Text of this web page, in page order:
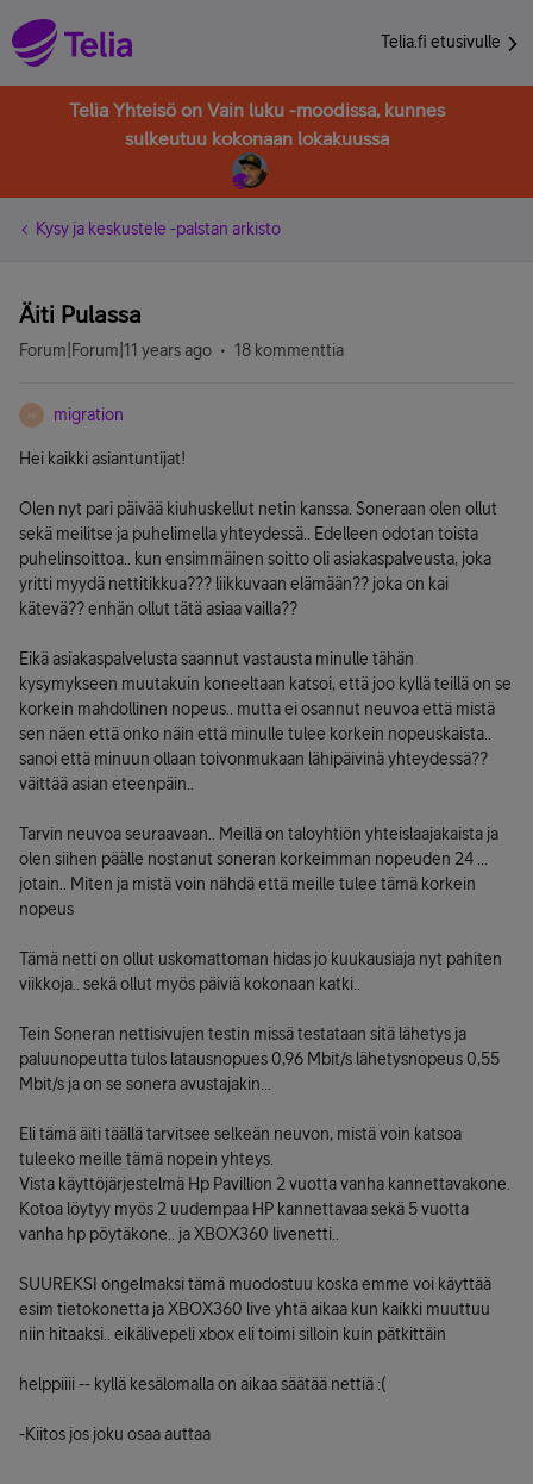
Telia.fi etusivulle
Telia Yhteisö on Vain luku -moodissa, kunnes
sulkeutuu kokonaan lokakuussa
Kysy ja keskustele -palstan arkisto
Äiti Pulassa
Forum|Forum|11 years ago 18 kommenttia
M migration
Hei kaikki asiantuntijat!
Olen nyt pari päivää kiuhuskellut netin kanssa. Soneraan olen ollut
sekä meilitse ja puhelimella yhteydessä.. Edelleen odotan toista
puhelinsoittoa.. kun ensimmäinen soitto oli asiakaspalveusta, joka
yritti myydä nettitikkua??? liikkuvaan elämään?? joka on kai
kätevä?? enhän ollut tätä asiaa vailla??
Eikä asiakaspalvelusta saannut vastausta minulle tähän
kysymykseen muutakuin koneeltaan katsoi, että joo kyllä teillä on se
korkein mahdollinen nopeus.. mutta ei osannut neuvoa että mistä
sen näen että onko näin että minulle tulee korkein nopeuskaista..
sanoi että minuun ollaan toivonmukaan lähipäivinä yhteydessä??
väittää asian eteenpäin..
Tarvin neuvoa seuraavaan.. Meillä on taloyhtiön yhteislaajakaista ja
olen siihen päälle nostanut soneran korkeimman nopeuden 24 ...
jotain.. Miten ja mistä voin nähdä että meille tulee tämä korkein
nopeus
Tämä netti on ollut uskomattoman hidas jo kuukausiaja nyt pahiten
viikkoja.. sekä ollut myös päiviä kokonaan katki..
Tein Soneran nettisivujen testin missä testataan sitä lähetys ja
paluunopeutta tulos latausnopues 0,96 Mbit/s lähetysnopeus 0,55
Mbit/s ja on se sonera avustajakin...
Eli tämä äiti täällä tarvitsee selkeän neuvon, mistä voin katsoa
tuleeko meille tämä nopein yhteys.
Vista käyttöjärjestelmä Hp Pavillion 2 vuotta vanha kannettavakone.
Kotoa löytyy myös 2 uudempaa HP kannettavaa sekä 5 vuotta
vanha hp pöytäkone.. ja XBOX360 livenetti..
SUUREKSI ongelmaksi tämä muodostuu koska emme voi käyttää
esim tietokonetta ja XBOX360 live yhtä aikaa kun kaikki muuttuu
niin hitaaksi.. eikälivepeli xbox eli toimi silloin kuin pätkittäin
helppiiii -- kyllä kesälomalla on aikaa säätää nettiä :(
-Kiitos jos joku osaa auttaa